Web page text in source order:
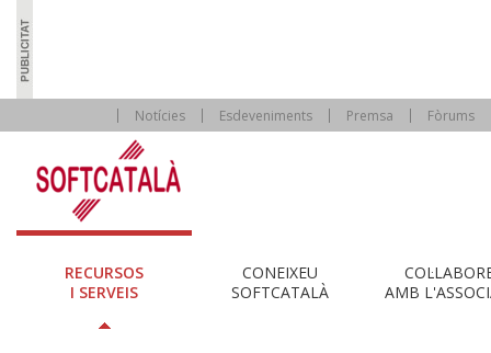
Notícies Esdeveniments Premsa Fòrums
RECURSOS
I SERVEIS
CONEIXEU
SOFTCATALÀ
AMB